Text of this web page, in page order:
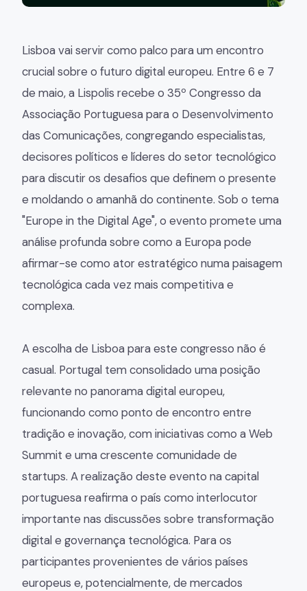
Lisboa vai servir como palco para um encontro
crucial sobre o futuro digital europeu. Entre 6 e 7
de maio, a Lispolis recebe o 35º Congresso da
Associação Portuguesa para o Desenvolvimento
das Comunicações, congregando especialistas,
decisores políticos e líderes do setor tecnológico
para discutir os desafios que definem o presente
e moldando o amanhã do continente. Sob o tema
"Europe in the Digital Age", o evento promete uma
análise profunda sobre como a Europa pode
afirmar-se como ator estratégico numa paisagem
tecnológica cada vez mais competitiva e
complexa.
A escolha de Lisboa para este congresso não é
casual. Portugal tem consolidado uma posição
relevante no panorama digital europeu,
funcionando como ponto de encontro entre
tradição e inovação, com iniciativas como a Web
Summit e uma crescente comunidade de
startups. A realização deste evento na capital
portuguesa reafirma o país como interlocutor
importante nas discussões sobre transformação
digital e governança tecnológica. Para os
participantes provenientes de vários países
europeus e, potencialmente, de mercados